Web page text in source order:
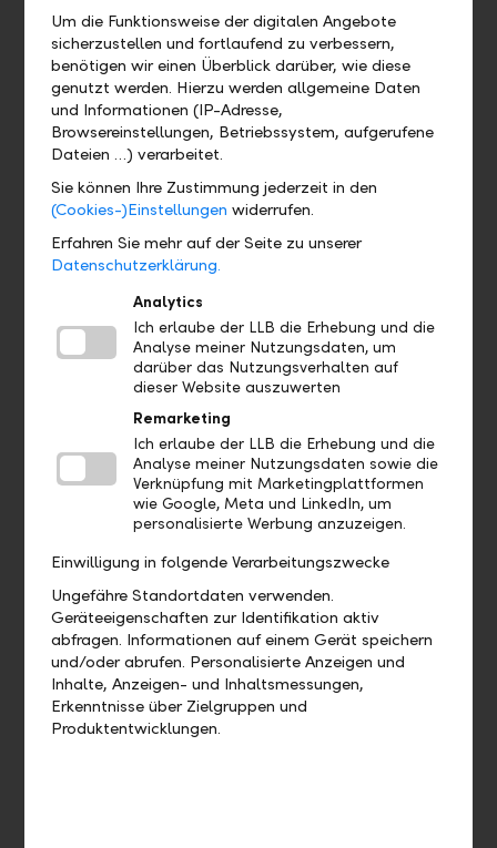
Ihre Situation verstehen
Ihre individuellen Bedürfnisse und Wünsche sowie Ihre
finanziellen Ziele und Verhältnisse bilden die Basis für die
Ermittlung Ihres persönlichen Anlegertyps. Der
Anlageerfolg hängt zu 80 Prozent von der gewählten
Strategie ab. Unsere Erfahrung zeigt, dass sich die
Bedürfnisse der Anleger in der Regel auf einige bestimmte
Rendite-Risiko-Profile konzentrieren. Deshalb bieten wir
acht Anlagestrategien an – risikokontrolliert in den
Referenzwährungen CHF, EUR und USD.
Um die Funktionsweise der digitalen Angebote
sicherzustellen und fortlaufend zu verbessern,
benötigen wir einen Überblick darüber, wie diese
genutzt werden. Hierzu werden allgemeine Daten
und Informationen (IP-Adresse,
Browsereinstellungen, Betriebssystem, aufgerufene
Dateien …) verarbeitet.
Sie können Ihre Zustimmung jederzeit in den
(Cookies-)Einstellungen widerrufen.
Erfahren Sie mehr auf der Seite zu unserer
Datenschutzerklärung.
Analytics
Ich erlaube der LLB die Erhebung und die
Analyse meiner Nutzungsdaten, um
darüber das Nutzungsverhalten auf
dieser Website auszuwerten
Remarketing
Ich erlaube der LLB die Erhebung und die
Analyse meiner Nutzungsdaten sowie die
Verknüpfung mit Marketingplattformen
wie Google, Meta und LinkedIn, um
personalisierte Werbung anzuzeigen.
Einwilligung in folgende Verarbeitungszwecke
Ungefähre Standortdaten verwenden.
Geräteeigenschaften zur Identifikation aktiv
abfragen. Informationen auf einem Gerät speichern
und/oder abrufen. Personalisierte Anzeigen und
Inhalte, Anzeigen- und Inhaltsmessungen,
Erkenntnisse über Zielgruppen und
Produktentwicklungen.